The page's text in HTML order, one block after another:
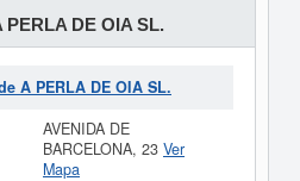
PERLA DE OIA SL.
A PERLA DE OIA SL.
AVENIDA DE
BARCELONA, 23 Ver
Mapa